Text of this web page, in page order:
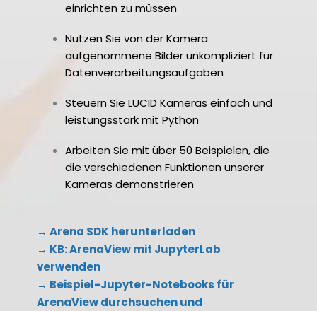
einrichten zu müssen
Nutzen Sie von der Kamera
aufgenommene Bilder unkompliziert für
Datenverarbeitungsaufgaben
Steuern Sie LUCID Kameras einfach und
leistungsstark mit Python
Arbeiten Sie mit über 50 Beispielen, die
die verschiedenen Funktionen unserer
Kameras demonstrieren
→ Arena SDK herunterladen
→ KB: ArenaView mit JupyterLab
verwenden
→ Beispiel-Jupyter-Notebooks für
ArenaView durchsuchen und